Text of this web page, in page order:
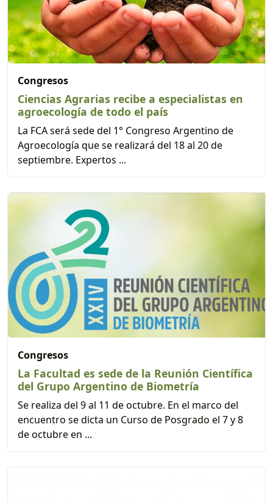
Congresos
Ciencias Agrarias recibe a especialistas en
agroecología de todo el país
La FCA será sede del 1° Congreso Argentino de
Agroecología que se realizará del 18 al 20 de
septiembre. Expertos ...
Congresos
La Facultad es sede de la Reunión Científica
del Grupo Argentino de Biometría
Se realiza del 9 al 11 de octubre. En el marco del
encuentro se dicta un Curso de Posgrado el 7 y 8
de octubre en ...